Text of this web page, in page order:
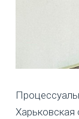
Харьковская